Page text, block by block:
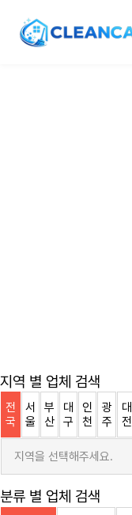
지역 별 업체 검색
전
국
서
울
부
산
대
구
인
천
광
주
대
전
지역을 선택해주세요.
분류 별 업체 검색